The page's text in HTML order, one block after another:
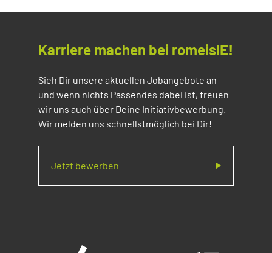
Karriere machen bei romeisIE!
Sieh Dir unsere aktuellen Jobangebote an –
und wenn nichts Passendes dabei ist, freuen
wir uns auch über Deine Initiativbewerbung.
Wir melden uns schnellstmöglich bei Dir!
Jetzt bewerben